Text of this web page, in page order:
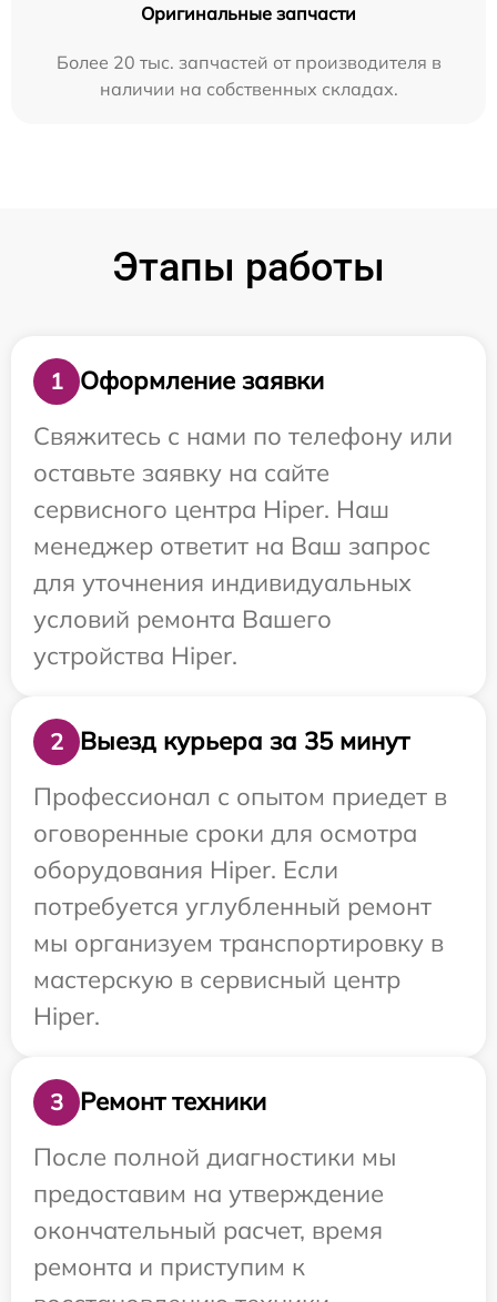
Оригинальные запчасти
Более 20 тыс. запчастей от производителя в
наличии на собственных складах.
Этапы работы
1
Оформление заявки
Свяжитесь с нами по телефону или
оставьте заявку на сайте
сервисного центра Hiper. Наш
менеджер ответит на Ваш запрос
для уточнения индивидуальных
условий ремонта Вашего
устройства Hiper.
2
Выезд курьера за 35 минут
Профессионал с опытом приедет в
оговоренные сроки для осмотра
оборудования Hiper. Если
потребуется углубленный ремонт
мы организуем транспортировку в
мастерскую в сервисный центр
Hiper.
3
Ремонт техники
После полной диагностики мы
предоставим на утверждение
окончательный расчет, время
ремонта и приступим к